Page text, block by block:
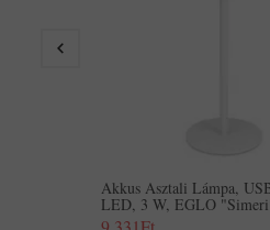
Akkus Asztali Lámpa,
LED, 3 W, EGLO